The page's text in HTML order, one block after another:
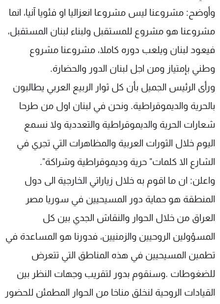
وأوضح: مشروعنا ليس مشروعا انعزاليا او فئويا آنيا، انما
مشروعنا هو مشروع للمستقبل ولبناء لبنان المستقبل،
فيعود لبنان ويلعب دوره كاملا، مشروعنا مشروع
وطني بإمتياز ومن اجل لبنان الدور والحضارة.
ورأى الرئيس الجميل بأن كل ثوار الربيع العربي يطالبون
بالحرية والديموقراطية. ونحن في لبنان اول من طرحا
شعارات الحرية والديموقراطية والتعددية ولا نسمع
اليوم خلال الثورات العربية والمظاهرات التي تجري في
الشارع الا كلمات" حرية وديموقراطية وشراكة".
واعلن: ان ما اقوم به خلال زياراتي الخارجية الى دول
المنطقة هو حماية دور المسيحيين في سوريا مصر
العراق من خلال الحوار والنقاش الجدي بين كل
المسؤولين الروحيين والزمنيين، فدورنا هو المساعدة في
تطمين المسيحيين في هذه المناطق التي تتعرض
للضغوطات .وسنقوم بدور لتقريب وجهات النظر بين
القيادات الروحية لنخلق مناخا من الحوار المطمئن للحضور